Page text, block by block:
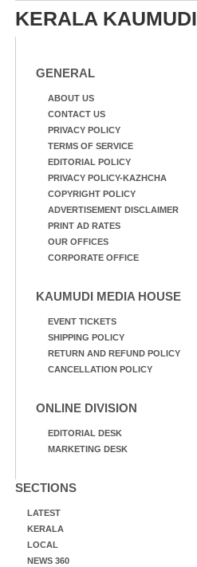
KERALA KAUMUDI
GENERAL
ABOUT US
CONTACT US
PRIVACY POLICY
TERMS OF SERVICE
EDITORIAL POLICY
PRIVACY POLICY-KAZHCHA
COPYRIGHT POLICY
ADVERTISEMENT DISCLAIMER
PRINT AD RATES
OUR OFFICES
CORPORATE OFFICE
KAUMUDI MEDIA HOUSE
EVENT TICKETS
SHIPPING POLICY
RETURN AND REFUND POLICY
CANCELLATION POLICY
ONLINE DIVISION
EDITORIAL DESK
MARKETING DESK
SECTIONS
LATEST
KERALA
LOCAL
NEWS 360